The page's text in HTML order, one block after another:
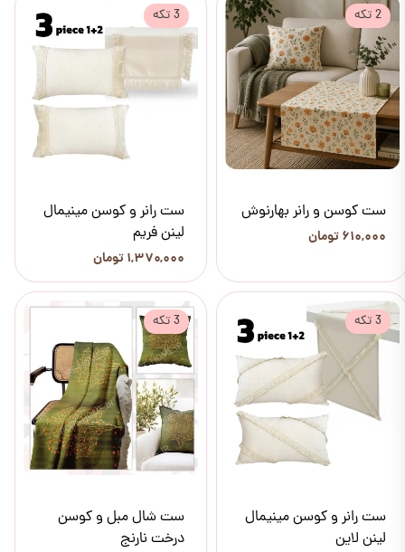
ست کوسن و رانر بهارنوش
۶۱۰,۰۰۰ تومان
2 تکه
ست رانر و کوسن مینیمال
لینن‌ فریم
۱,۳۷۰,۰۰۰ تومان
3 تکه
ست رانر و کوسن مینیمال
لینن لاین
3 تکه
ست شال مبل و کوسن
درخت نارنج
3 تکه